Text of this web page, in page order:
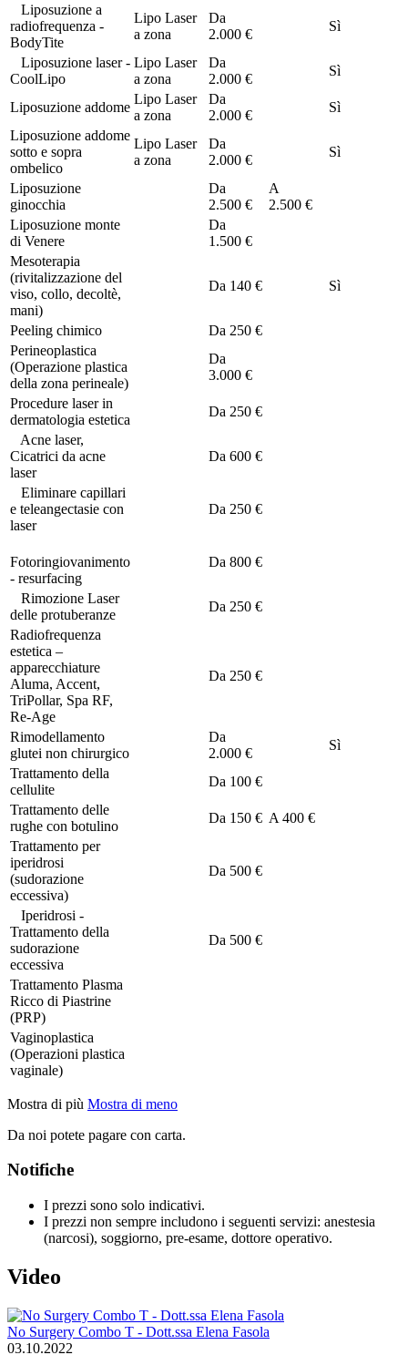
Liposuzione a
radiofrequenza -
BodyTite
Lipo Laser
a zona
Da
2.000 €
Sì
Liposuzione laser -
CoolLipo
Lipo Laser
a zona
Da
2.000 €
Sì
Liposuzione addome
Lipo Laser
a zona
Da
2.000 €
Sì
Liposuzione addome
sotto e sopra
ombelico
Lipo Laser
a zona
Da
2.000 €
Sì
Liposuzione
ginocchia
Da
2.500 €
A
2.500 €
Liposuzione monte
di Venere
Da
1.500 €
Mesoterapia
(rivitalizzazione del
viso, collo, decoltè,
mani)
Da 140 € Sì
Peeling chimico Da 250 €
Perineoplastica
(Operazione plastica
della zona perineale)
Da
3.000 €
Procedure laser in
dermatologia estetica
Da 250 €
Acne laser,
Cicatrici da acne
laser
Da 600 €
Eliminare capillari
e teleangectasie con
laser
Da 250 €
Fotoringiovanimento
- resurfacing
Da 800 €
Rimozione Laser
delle protuberanze
Da 250 €
Radiofrequenza
estetica –
apparecchiature
Aluma, Accent,
TriPollar, Spa RF,
Re-Age
Da 250 €
Rimodellamento
glutei non chirurgico
Da
2.000 €
Sì
Trattamento della
cellulite
Da 100 €
Trattamento delle
rughe con botulino
Da 150 € A 400 €
Trattamento per
iperidrosi
(sudorazione
eccessiva)
Da 500 €
Iperidrosi -
Trattamento della
sudorazione
eccessiva
Da 500 €
Trattamento Plasma
Ricco di Piastrine
(PRP)
Vaginoplastica
(Operazioni plastica
vaginale)
Mostra di più Mostra di meno
Da noi potete pagare con carta.
Notifiche
I prezzi sono solo indicativi.
I prezzi non sempre includono i seguenti servizi: anestesia
(narcosi), soggiorno, pre-esame, dottore operativo.
Video
No Surgery Combo T - Dott.ssa Elena Fasola
03.10.2022